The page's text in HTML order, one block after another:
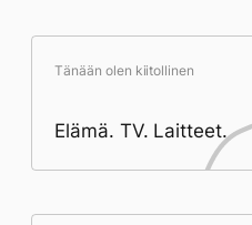
Tänään olen kiitollinen
Elämä. TV. Laitteet.